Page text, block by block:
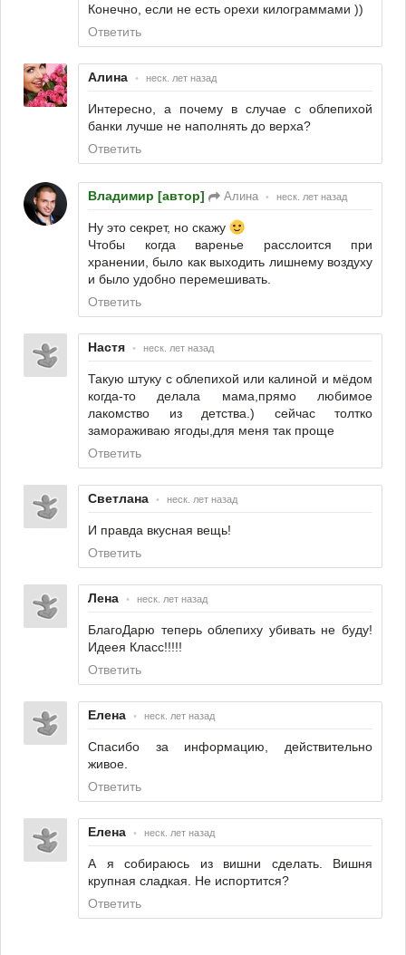
Конечно, если не есть орехи килограммами ))
Ответить
Алина • неск. лет назад
Интересно, а почему в случае с облепихой
банки лучше не наполнять до верха?
Ответить
Владимир [автор] Алина • неск. лет назад
Ну это секрет, но скажу
Чтобы когда варенье расслоится при
хранении, было как выходить лишнему воздуху
и было удобно перемешивать.
Ответить
Настя • неск. лет назад
Такую штуку с облепихой или калиной и мёдом
когда-то делала мама,прямо любимое
лакомство из детства.) сейчас толтко
замораживаю ягоды,для меня так проще
Ответить
Светлана • неск. лет назад
И правда вкусная вещь!
Ответить
Лена • неск. лет назад
БлагоДарю теперь облепиху убивать не буду!
Идеея Класс!!!!!
Ответить
Елена • неск. лет назад
Спасибо за информацию, действительно
живое.
Ответить
Елена • неск. лет назад
А я собираюсь из вишни сделать. Вишня
крупная сладкая. Не испортится?
Ответить